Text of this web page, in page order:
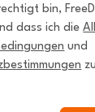
bin,
dass ich die